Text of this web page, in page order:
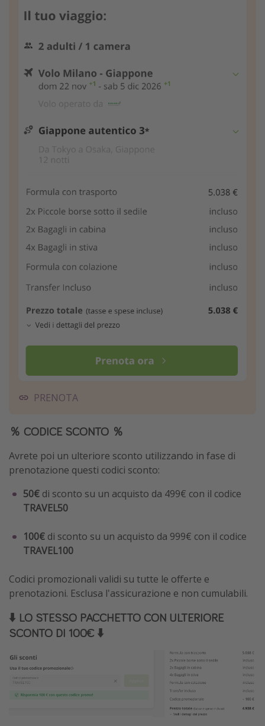
PRENOTA
％ CODICE SCONTO ％
Avrete poi un ulteriore sconto utilizzando in fase di
prenotazione questi codici sconto:
50€ di sconto su un acquisto da 499€ con il codice
TRAVEL50
100€ di sconto su un acquisto da 999€ con il codice
TRAVEL100
Codici promozionali validi su tutte le offerte e
prenotazioni. Esclusa l'assicurazione e non cumulabili.
⬇️ LO STESSO PACCHETTO CON ULTERIORE
SCONTO DI 100€ ⬇️